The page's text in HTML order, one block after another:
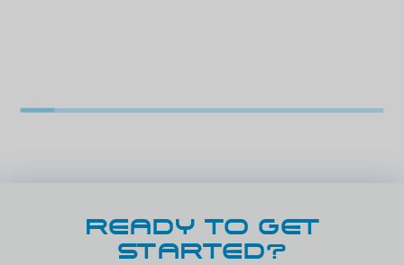
READY TO GET
STARTED?